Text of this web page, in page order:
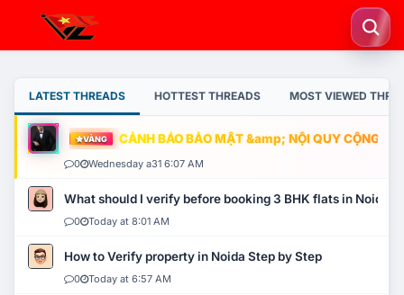
LATEST THREADS HOTTEST THREADS MOST VIEWED
VÀNG CẢNH BÁO BẢO MẬT &amp; NỘI QUY CỘNG
0 Wednesday a31 6:07 AM
What should I verify before booking 3 BHK flats in Noida?
0 Today at 8:01 AM
How to Verify property in Noida Step by Step
0 Today at 6:57 AM